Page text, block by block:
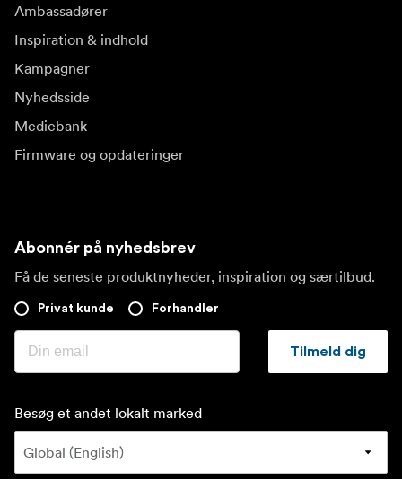
Ambassadører
Inspiration & indhold
Kampagner
Nyhedsside
Mediebank
Firmware og opdateringer
Abonnér på nyhedsbrev
Få de seneste produktnyheder, inspiration og særtilbud.
Privat kunde Forhandler
Tilmeld dig
Besøg et andet lokalt marked